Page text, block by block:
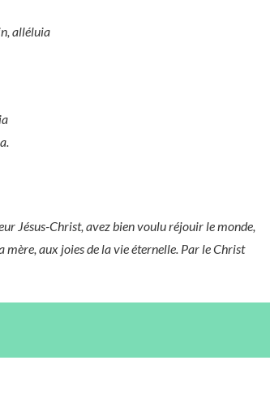
alléluia
Jésus-Christ, avez bien voulu réjouir le monde,
aux joies de la vie éternelle. Par le Christ